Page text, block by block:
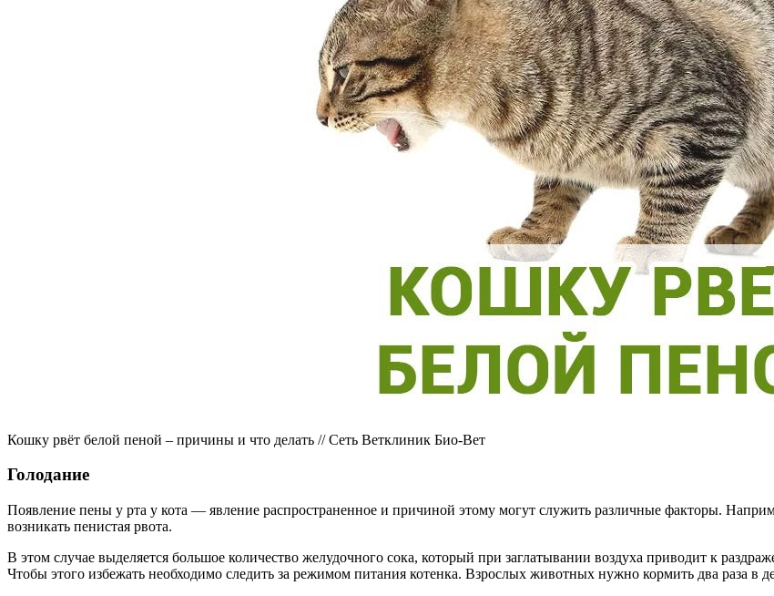
Кошку рвёт белой пеной – причины и что делать // Сеть Ветклиник Био-Вет
Голодание
Появление пены у рта у кота — явление распространенное и причиной этому могут служить различные факторы.
возникать пенистая рвота.
В этом случае выделяется большое количество желудочного сока, который при заглатывании воздуха приводит к
Чтобы этого избежать необходимо следить за режимом питания котенка. Взрослых животных нужно кормить два раза в